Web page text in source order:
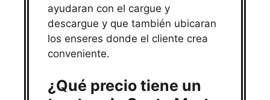
ayudaran con el cargue y
descargue y que también ubicaran
los enseres donde el cliente crea
conveniente.
¿Qué precio tiene un